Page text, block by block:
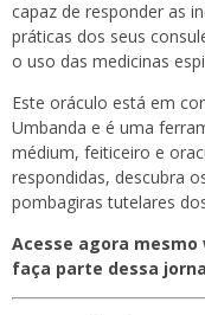
capaz de responder as
práticas dos seus
o uso das medicinas
Este oráculo está em
Umbanda e é uma
médium, feiticeiro e
respondidas, descubra
pombagiras tutelares
Acesse agora
faça parte dessa